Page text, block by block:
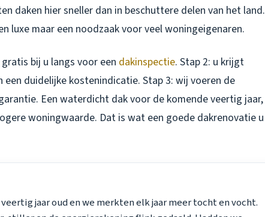
daken hier sneller dan in beschuttere delen van het land.
luxe maar een noodzaak voor veel woningeigenaren.
bij u langs voor een dakinspectie. Stap 2: u krijgt
duidelijke kostenindicatie. Stap 3: wij voeren de
Een waterdicht dak voor de komende veertig jaar,
woningwaarde. Dat is wat een goede dakrenovatie u
jaar oud en we merkten elk jaar meer tocht en vocht.